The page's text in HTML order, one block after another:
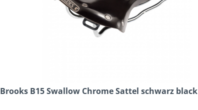
Brooks B15 Swallow Chrome Sattel schwarz black